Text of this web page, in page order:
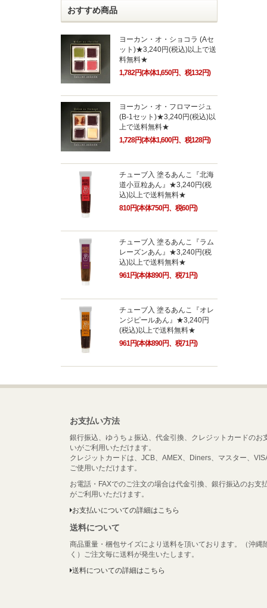
おすすめ商品
ヨーカン・オ・ショコラ (Aセ
ット)★3,240円(税込)以上で送
料無料★
1,782円(本体1,650円、税132円)
ヨーカン・オ・フロマージュ
(B-1セット)★3,240円(税込)以
上で送料無料★
1,728円(本体1,600円、税128円)
チューブ入 塗るあんこ『北海
道小豆粒あん』★3,240円(税
込)以上で送料無料★
810円(本体750円、税60円)
チューブ入 塗るあんこ『ラム
レーズンあん』★3,240円(税
込)以上で送料無料★
961円(本体890円、税71円)
チューブ入 塗るあんこ『オレ
ンジピールあん』★3,240円
(税込)以上で送料無料★
961円(本体890円、税71円)
お支払い方法
銀行振込、ゆうちょ振込、代金引換、クレジットカードのお
いがご利用いただけます。
クレジットカードは、JCB、AMEX、Diners、マスター、
ご使用いただけます。
お電話・FAXでのご注文の場合は代金引換、銀行振込のお支
がご利用いただけます。
お支払いについての詳細はこちら
送料について
商品重量・梱包サイズにより送料を頂いております。（沖縄
く）ご注文毎に送料が発生いたします。
送料についての詳細はこちら